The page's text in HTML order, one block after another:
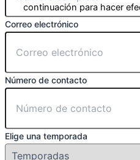
Correo electrónico
Número de contacto
Elige una temporada
continuación para hacer